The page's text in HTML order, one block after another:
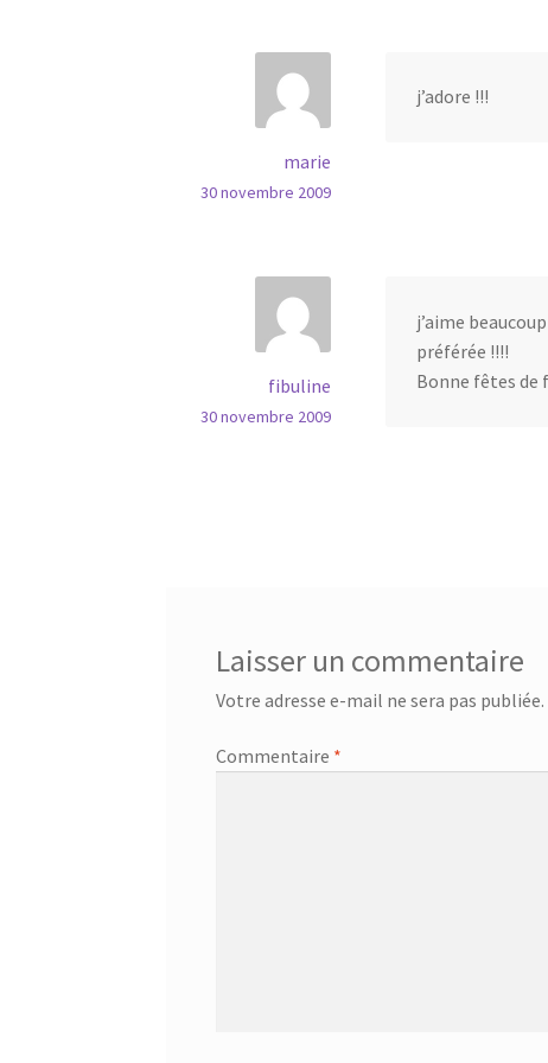
marie
30 novembre 2009
j’adore !!!
fibuline
30 novembre 2009
j’aime
préférée !!!!
Bonne fêtes de
Laisser un commentaire
Votre adresse e-mail ne sera pas publiée.
Commentaire *